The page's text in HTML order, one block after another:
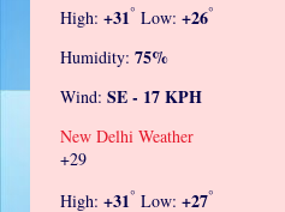
High: +31° Low: +26°
Humidity: 75%
Wind: SE - 17 KPH
New Delhi Weather
+29
High: +31° Low: +27°